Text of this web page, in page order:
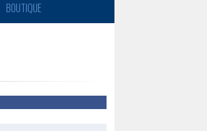
BOUTIQUE